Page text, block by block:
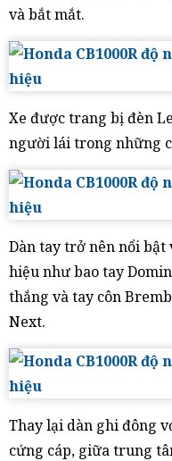
và bắt mắt.
Xe được trang bị đèn
người lái trong những
Dàn tay trở nên nổi
hiệu như bao tay
thắng và tay côn
Next.
Thay lại dàn ghi đông
cứng cáp, giữa trung